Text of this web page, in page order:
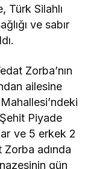
Türk Silahlı
ve sabır
Zorba’nın
ailesine
Piyade
ve 5 erkek 2
Zorba adında
gün